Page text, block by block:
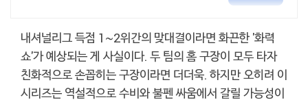
내셔널리그 득점 1~2위간의 맞대결이라면 화끈한 '화력
쇼'가 예상되는 게 사실이다. 두 팀의 홈 구장이 모두 타자
친화적으로 손꼽히는 구장이라면 더더욱. 하지만 오히려 이
시리즈는 역설적으로 수비와 불펜 싸움에서 갈릴 가능성이